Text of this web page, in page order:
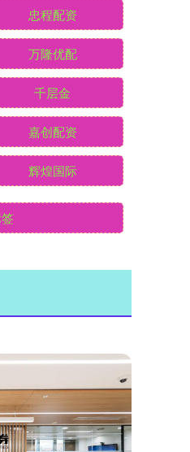
忠程配资
万隆优配
千层金
嘉创配资
辉煌国际